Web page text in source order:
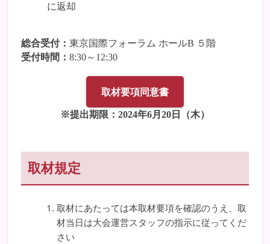
に返却
総合受付：東京国際フォーラム ホールB ５階
受付時間：8:30～12:30
取材要項同意書
※提出期限：2024年6月20日（木）
取材規定
取材にあたっては本取材要項を確認のうえ、取
材当日は大会運営スタッフの指示に従ってくだ
さい